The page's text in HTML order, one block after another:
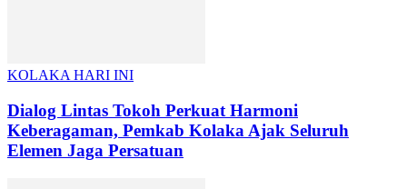
KOLAKA HARI INI
Dialog Lintas Tokoh Perkuat Harmoni
Keberagaman, Pemkab Kolaka Ajak Seluruh
Elemen Jaga Persatuan